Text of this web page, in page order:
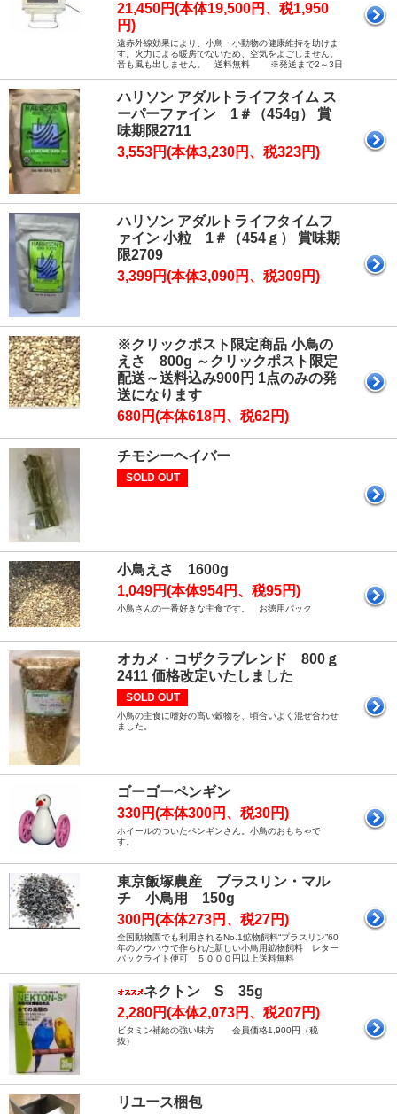
21,450円(本体19,500円、税1,950
円)
遠赤外線効果により、小鳥・小動物の健康維持を助けま
す。火力による暖房でないため、空気をよごしません。
音も風も出しません。 送料無料 ※発送まで2～3日
ハリソン アダルトライフタイム ス
ーパーファイン 1＃（454g） 賞
味期限2711
3,553円(本体3,230円、税323円)
ハリソン アダルトライフタイムフ
ァイン 小粒 1＃（454ｇ） 賞味期
限2709
3,399円(本体3,090円、税309円)
※クリックポスト限定商品 小鳥の
えさ 800g ～クリックポスト限定
配送～送料込み900円 1点のみの発
送になります
680円(本体618円、税62円)
チモシーヘイバー
SOLD OUT
小鳥えさ 1600g
1,049円(本体954円、税95円)
小鳥さんの一番好きな主食です。 お徳用パック
オカメ・コザクラブレンド 800ｇ
2411 価格改定いたしました
SOLD OUT
小鳥の主食に嗜好の高い穀物を、頃合いよく混ぜ合わせ
ました。
ゴーゴーペンギン
330円(本体300円、税30円)
ホイールのついたペンギンさん。小鳥のおもちゃで
す。
東京飯塚農産 プラスリン・マル
チ 小鳥用 150g
300円(本体273円、税27円)
全国動物園でも利用されるNo.1鉱物飼料“プラスリン”60
年のノウハウで作られた新しい小鳥用鉱物飼料 レター
パックライト便可 ５０００円以上送料無料
ネクトン S 35g
2,280円(本体2,073円、税207円)
ビタミン補給の強い味方 会員価格1,900円（税
抜）
リユース梱包